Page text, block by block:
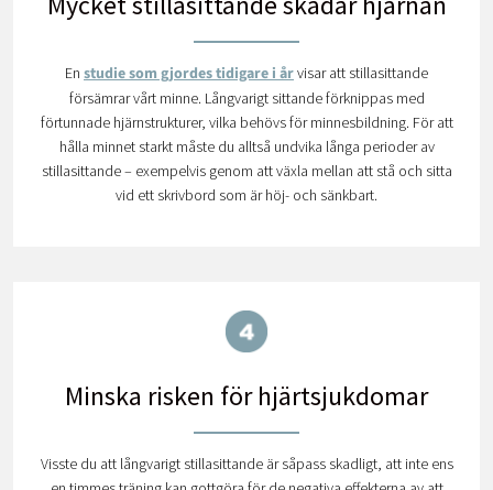
En studie som gjordes tidigare i årvisar att stillasittande
försämrar vårt minne. Långvarigt sittande förknippas med
förtunnade hjärnstrukturer, vilka behövs för minnesbildning. För att
hålla minnet starkt måste du alltså undvika långa perioder av
stillasittande – exempelvis genom att växla mellan att stå och sitta
vid ett skrivbord som är höj- och sänkbart.
Minska risken för hjärtsjukdomar
Visste du att långvarigt stillasittande är såpass skadligt, att inte ens